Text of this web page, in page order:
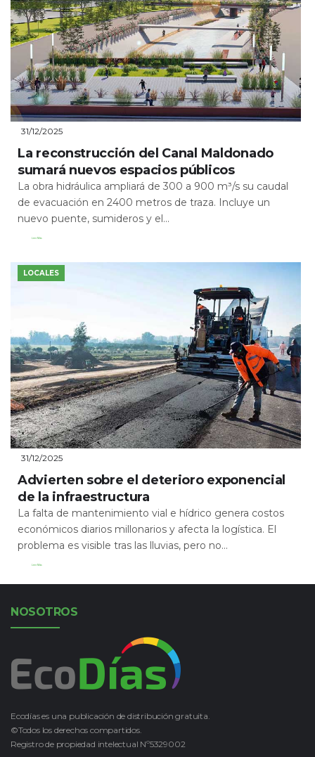
31/12/2025
La reconstrucción del Canal Maldonado
sumará nuevos espacios públicos
La obra hidráulica ampliará de 300 a 900 m³/s su caudal
de evacuación en 2400 metros de traza. Incluye un
nuevo puente, sumideros y el...
Leer Más
LOCALES
31/12/2025
Advierten sobre el deterioro exponencial
de la infraestructura
La falta de mantenimiento vial e hídrico genera costos
económicos diarios millonarios y afecta la logística. El
problema es visible tras las lluvias, pero no...
Leer Más
NOSOTROS
Ecodías es una publicación de distribución gratuita.
©Todos los derechos compartidos.
Registro de propiedad intelectual Nº5329002